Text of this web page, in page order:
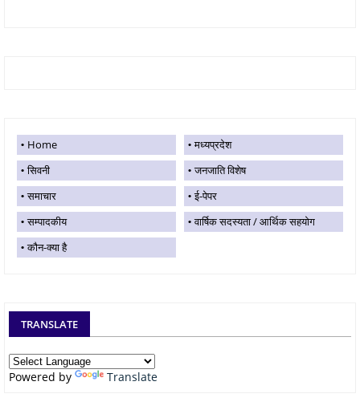
Home
मध्यप्रदेश
सिवनी
जनजाति विशेष
समाचार
ई-पेपर
सम्पादकीय
वार्षिक सदस्यता / आर्थिक सहयोग
कौन-क्या है
TRANSLATE
Powered by Translate